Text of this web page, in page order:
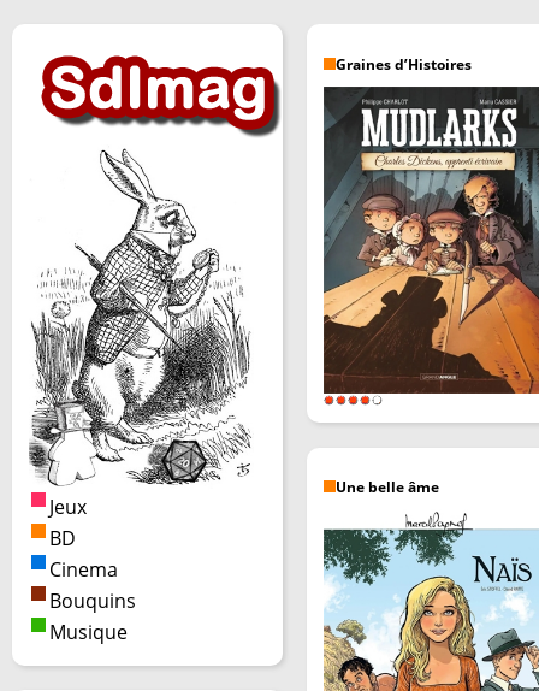
Jeux
BD
Cinema
Bouquins
Musique
Graines d’Histoires
Une belle âme